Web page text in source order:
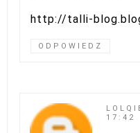
http://talli-
ODPOWIEDZ
17:42